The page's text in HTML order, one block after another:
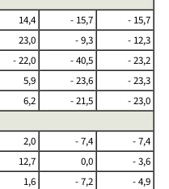
14,4 - 15,7
- 15,7
23,0 - 9,3
- 12,3
- 22,0 - 40,5
- 23,2
5,9 - 23,6
- 23,3
6,2 - 21,5
- 23,0
2,0 - 7,4
- 7,4
12,7 0,0
- 3,6
1,6 - 7,2
- 4,9